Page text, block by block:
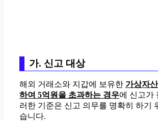
가. 신고 대상
해외 거래소와 지갑에 보유한 가상자
하여 5억원을 초과하는 경우에 신고가
러한 기준은 신고 의무를 명확히 하기
습니다.